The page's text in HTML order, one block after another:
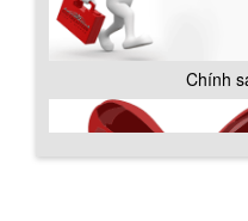
Chính